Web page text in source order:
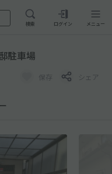
検索 ログイン メニュー
駐車場
保存 シェア